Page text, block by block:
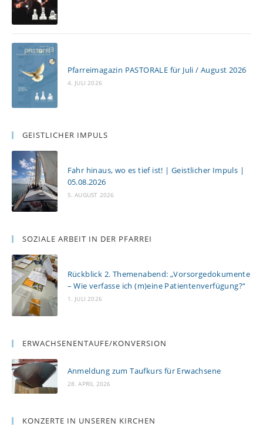
Pfarreimagazin PASTORALE für Juli / August 2026
4. JULI 2026
GEISTLICHER IMPULS
Fahr hinaus, wo es tief ist! | Geistlicher Impuls |
05.08.2026
5. AUGUST 2026
SOZIALE ARBEIT IN DER PFARREI
Rückblick 2. Themenabend: „Vorsorgedokumente
– Wie verfasse ich (m)eine Patientenverfügung?“
1. JULI 2026
ERWACHSENENTAUFE/KONVERSION
Anmeldung zum Taufkurs für Erwachsene
28. APRIL 2026
KONZERTE IN UNSEREN KIRCHEN